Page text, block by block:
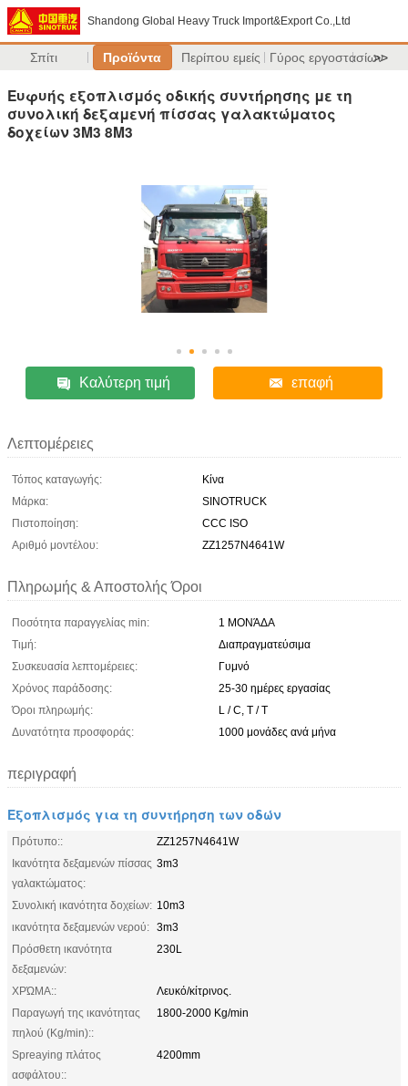
Shandong Global Heavy Truck Import&Export Co.,Ltd
Σπίτι Προϊόντα Περίπου εμείς Γύρος εργοστασίων
>>
Ευφυής εξοπλισμός οδικής συντήρησης με τη
συνολική δεξαμενή πίσσας γαλακτώματος
δοχείων 3M3 8M3
Καλύτερη τιμή επαφή
Λεπτομέρειες
Τόπος καταγωγής:
Κίνα
Μάρκα:
SINOTRUCK
Πιστοποίηση:
CCC ISO
Αριθμό μοντέλου:
ZZ1257N4641W
Πληρωμής & Αποστολής Όροι
Ποσότητα παραγγελίας min:
1 ΜΟΝΆΔΑ
Τιμή:
Διαπραγματεύσιμα
Συσκευασία λεπτομέρειες:
Γυμνό
Χρόνος παράδοσης:
25-30 ημέρες εργασίας
Όροι πληρωμής:
L / C, T / T
Δυνατότητα προσφοράς:
1000 μονάδες ανά μήνα
περιγραφή
Εξοπλισμός για τη συντήρηση των οδών
Πρότυπο::
ZZ1257N4641W
Ικανότητα δεξαμενών πίσσας
γαλακτώματος:
3m3
Συνολική ικανότητα δοχείων: 10m3
ικανότητα δεξαμενών νερού: 3m3
Πρόσθετη ικανότητα
δεξαμενών:
230L
ΧΡΏΜΑ::
Λευκό/κίτρινος.
Παραγωγή της ικανότητας
πηλού (Kg/min)::
1800-2000 Kg/min
Spreaying πλάτος
ασφάλτου::
4200mm